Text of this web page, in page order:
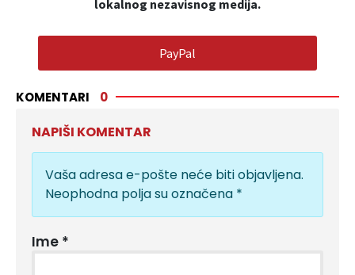
lokalnog nezavisnog medija.
PayPal
KOMENTARI 0
NAPIŠI KOMENTAR
Vaša adresa e-pošte neće biti objavljena.
Neophodna polja su označena *
Ime *